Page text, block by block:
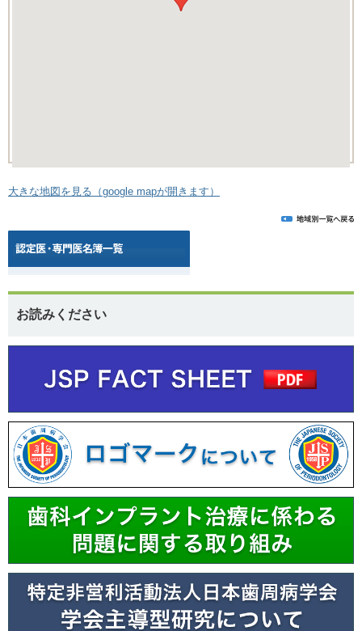
大きな地図を見る（google mapが開きます）
お読みください